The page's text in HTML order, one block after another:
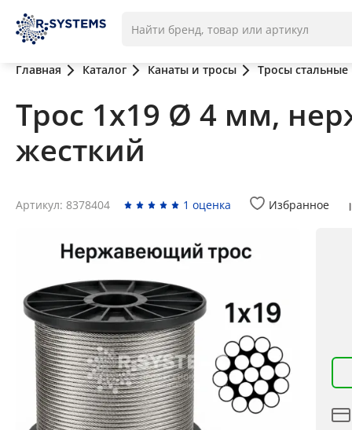
Главная Каталог Канаты и тросы Тросы стальные
Трос 1х19 Ø 4 мм,
жесткий
Артикул: 8378404 1 оценка Избранное